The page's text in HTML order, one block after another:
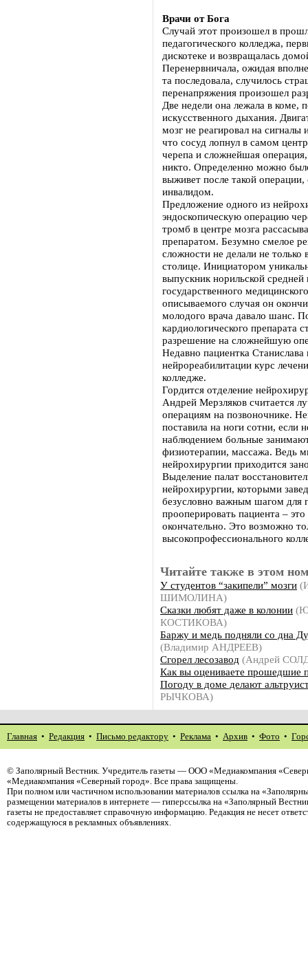
Врачи от Бога
Случай этот произошел в
педагогического колледжа,
дискотеке и возвращалась
Перенервничала, ожидая
та последовала, случилось
перенапряжения произошел
Две недели она лежала в коме,
искусственного дыхания.
мозг не реагировал на
что сосуд лопнул в самом
черепа и сложнейшая
никто. Определенно можно
выживет после такой
инвалидом.
Предложение одного из
эндоскопическую операцию
тромб в центре мозга
препаратом. Безумно смелое
сложности не делали не
столице. Инициатором
выпускник норильской
государственного
описываемого случая он
молодого врача давало шанс.
кардиологического препарата
разрешение на сложнейшую
Недавно пациентка
нейрореабилитации курс
колледже.
Гордится отделение
Андрей Мерзляков считается
операциям на позвоночнике.
поставила на ноги сотни, если
наблюдением больные
физиотерапии, массажа. Ведь
нейрохирургии приходится
Выделение палат
нейрохирургии, которыми
безусловно важным шагом для
прооперировать пациента –
окончательно. Это возможно
высокопрофессионального
Читайте также в этом
У студентов “закипели” мозги
ШИМОЛИНА)
Сказки любят даже в колонии
КОСТИКОВА)
Баржу и медь подняли со дна
(Владимир АНДРЕЕВ)
Сгорел лесозавод (Андрей
Как вы оцениваете прошедшие
Погоду в доме делают
РЫЧКОВА)
Главная • Редакция • Письмо редактору • Реклама • Архив • Фото •
© Заполярный Вестник. Учредитель газеты — ООО «Медиакомпания
«Медиакомпания «Северный город». Все права защищены.
При полном или частичном использовании материалов ссылка на
размещении материалов в интернете — гиперссылка на «Заполярный
газеты не предоставляет справочную информацию. Редакция не несет
содержащуюся в рекламных объявлениях.